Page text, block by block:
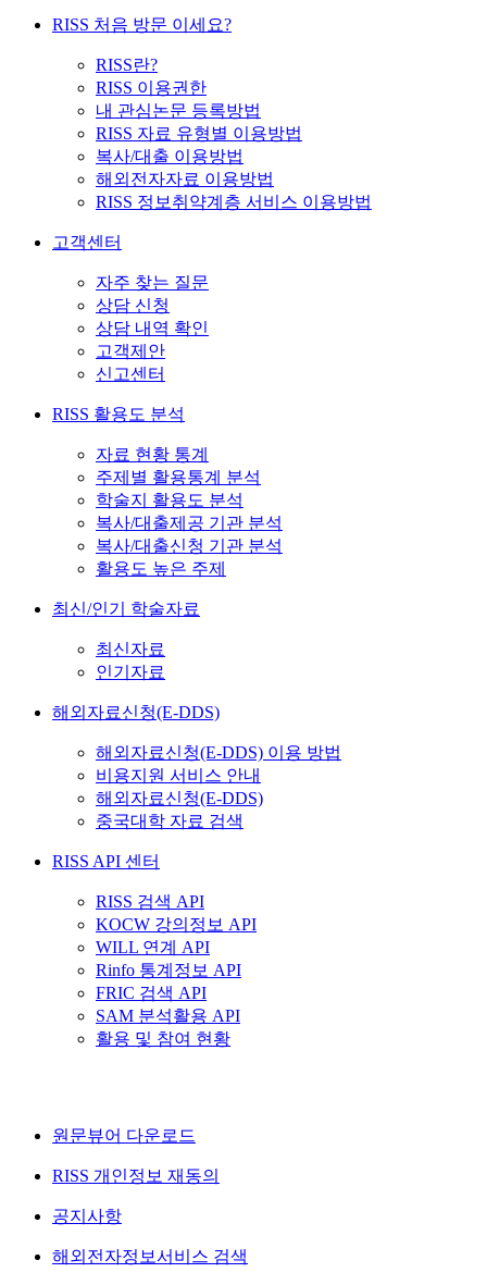
RISS 처음 방문 이세요?
RISS란?
RISS 이용권한
내 관심논문 등록방법
RISS 자료 유형별 이용방법
복사/대출 이용방법
해외전자자료 이용방법
RISS 정보취약계층 서비스 이용방법
고객센터
자주 찾는 질문
상담 신청
상담 내역 확인
고객제안
신고센터
RISS 활용도 분석
자료 현황 통계
주제별 활용통계 분석
학술지 활용도 분석
복사/대출제공 기관 분석
복사/대출신청 기관 분석
활용도 높은 주제
최신/인기 학술자료
최신자료
인기자료
해외자료신청(E-DDS)
해외자료신청(E-DDS) 이용 방법
비용지원 서비스 안내
해외자료신청(E-DDS)
중국대학 자료 검색
RISS API 센터
RISS 검색 API
KOCW 강의정보 API
WILL 연계 API
Rinfo 통계정보 API
FRIC 검색 API
SAM 분석활용 API
활용 및 참여 현황
원문뷰어 다운로드
RISS 개인정보 재동의
공지사항
해외전자정보서비스 검색